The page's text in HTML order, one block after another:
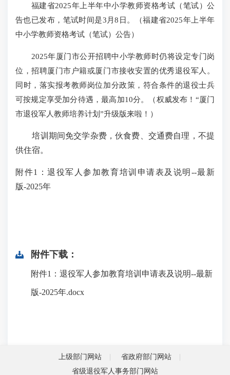
福建省2025年上半年中小学教师资格考试（笔试）公
告也已发布，笔试时间是3月8日。（福建省2025年上半年
中小学教师资格考试（笔试）公告）
2025年厦门市公开招聘中小学教师时仍将设定专门岗
位，招聘厦门市户籍或厦门市接收安置的优秀退役军人。
同时，落实报考教师岗位加分政策，符合条件的退役士兵
可按规定享受加分待遇，最高加10分。（权威发布！“厦门
市退役军人教师培养计划”升级版来啦！ ）
培训期间免交学杂费，伙食费、交通费自理，不提
供住宿。
附件1：退役军人参加教育培训申请表及说明--最新
版-2025年
附件下载：
附件1：退役军人参加教育培训申请表及说明--最新
版-2025年.docx
上级部门网站
省政府部门网站
省级退役军人事务部门网站